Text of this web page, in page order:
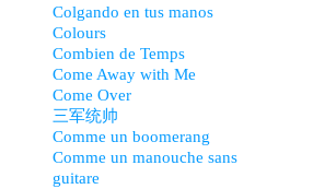
Colgando en tus manos
Colours
Combien de Temps
Come Away with Me
Come Over
三军统帅
Comme un boomerang
Comme un manouche sans
guitare